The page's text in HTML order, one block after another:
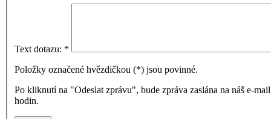
Text dotazu: *
Položky označené hvězdičkou (*) jsou povinné.
Po kliknutí na "Odeslat zprávu", bude zpráva zaslána na náš e-
hodin.